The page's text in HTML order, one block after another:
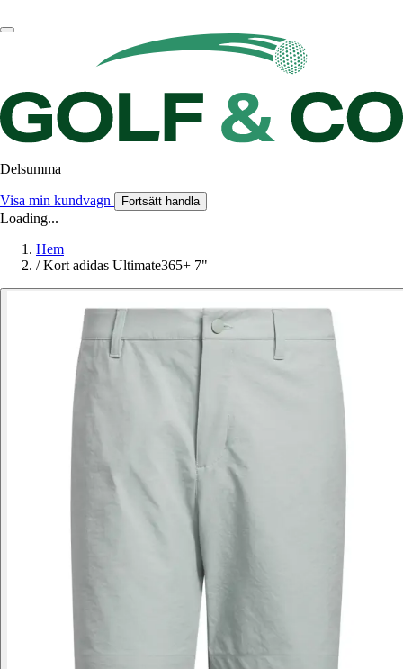
Delsumma
Visa min kundvagn Fortsätt handla
Loading...
Hem
/ Kort adidas Ultimate365+ 7"